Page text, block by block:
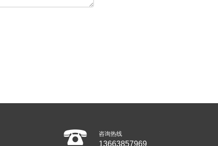
咨询热线
13663857969